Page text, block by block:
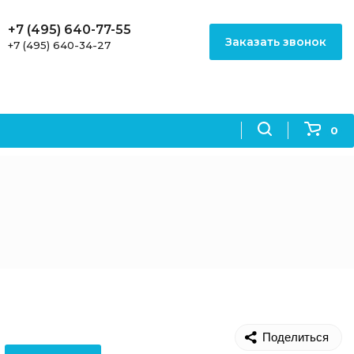
0
+7 (495) 640-77-55
+7 (495) 640-34-27 Заказать звонок
Поделиться